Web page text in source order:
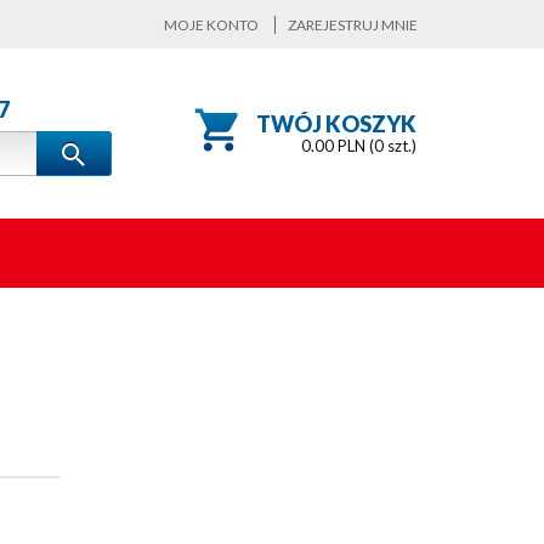
MOJE KONTO ZAREJESTRUJ MNIE
TWÓJ KOSZYK
0.00PLN (0szt.)